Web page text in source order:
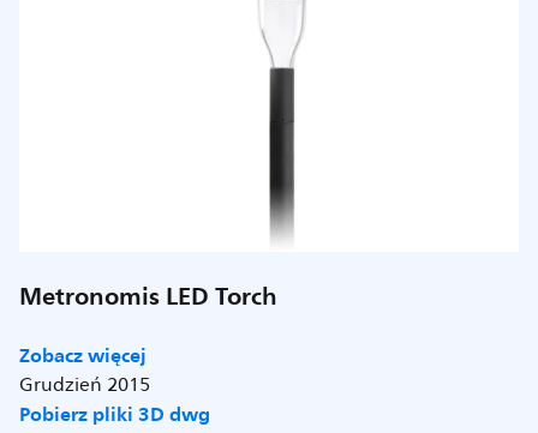
Metronomis LED Torch
Zobacz więcej
Grudzień 2015
Pobierz pliki 3D dwg